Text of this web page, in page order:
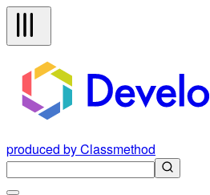
produced by Classmethod